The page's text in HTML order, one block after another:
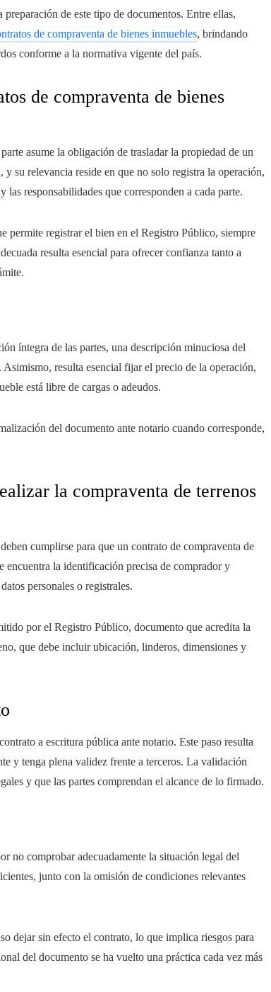
de este tipo de documentos. Entre ellas,
de compraventa de bienes inmuebles, brindando
conforme a la normativa vigente del país.
de compraventa de bienes
asume la obligación de trasladar la propiedad de un
su relevancia reside en que no solo registra la operación,
las responsabilidades que corresponden a cada parte.
permite registrar el bien en el Registro Público, siempre
resulta esencial para ofrecer confianza tanto a
íntegra de las partes, una descripción minuciosa del
resulta esencial fijar el precio de la operación,
está libre de cargas o adeudos.
del documento ante notario cuando corresponde,
la compraventa de terrenos
cumplirse para que un contrato de compraventa de
encuentra la identificación precisa de comprador y
personales o registrales.
por el Registro Público, documento que acredita la
que debe incluir ubicación, linderos, dimensiones y
a escritura pública ante notario. Este paso resulta
y tenga plena validez frente a terceros. La validación
y que las partes comprendan el alcance de lo firmado.
no comprobar adecuadamente la situación legal del
junto con la omisión de condiciones relevantes
dejar sin efecto el contrato, lo que implica riesgos para
del documento se ha vuelto una práctica cada vez más